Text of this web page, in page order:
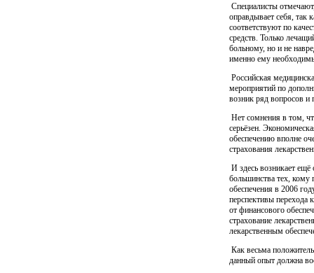
Специалисты
оправдывает себя, так
соответствуют по
средств. Только
больному, но и не
именно ему
Российская
мероприятий по
возник ряд вопросов и
Нет сомнения в том,
серьёзен.
обеспечению вполне
страхования
И здесь возникает
большинства тех, кому
обеспечения в 2006
перспективы перехода
от финансового
страхование
лекарственным
Как весьма
данный опыт должна